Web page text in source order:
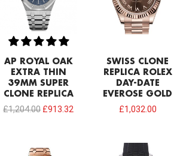
AP ROYAL OAK
EXTRA THIN
39MM SUPER
CLONE REPLICA
£1,204.00 £913.32
SWISS CLONE
REPLICA ROLEX
DAY-DATE
EVEROSE GOLD
£1,032.00
Original